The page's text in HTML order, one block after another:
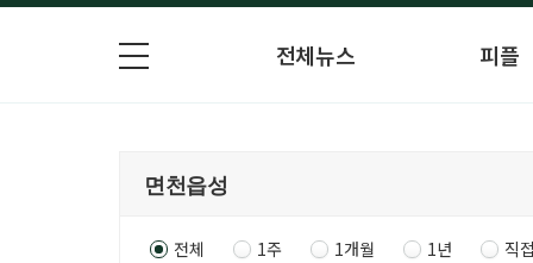
전체뉴스 피플
전체 1주 1개월 1년 직